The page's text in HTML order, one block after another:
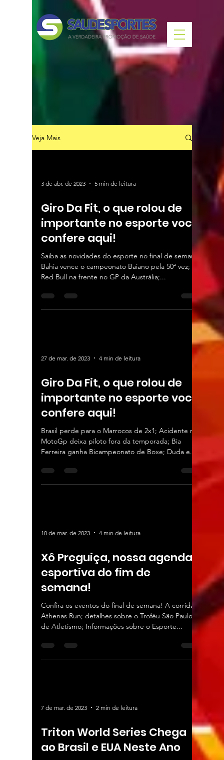
Veja Mais
3 de abr. de 2023 5 min de leitura
Giro Da Fit, o que rolou de
importante no esporte você
confere aqui!
Saiba as novidades do esporte no final de semana!
Bahia vence o campeonato Baiano pela 50ª vez;
Red Bull na frente no GP da Austrália;...
27 de mar. de 2023 4 min de leitura
Giro Da Fit, o que rolou de
importante no esporte você
confere aqui!
Brasil perde para o Marrocos de 2x1; Acidente no
MotoGp deixa piloto fora da temporada; Bia
Ferreira ganha Bicampeonato de Boxe; Duda e...
10 de mar. de 2023 4 min de leitura
Xô Preguiça, nossa agenda
esportiva do fim de
semana!
Confira os eventos do final de semana! A corrida
Athenas Run; detalhes sobre o Troféu São Paulo
de Atletismo; Informações sobre o Esporte...
7 de mar. de 2023 2 min de leitura
Triton World Series Chega
ao Brasil e EUA Neste Ano